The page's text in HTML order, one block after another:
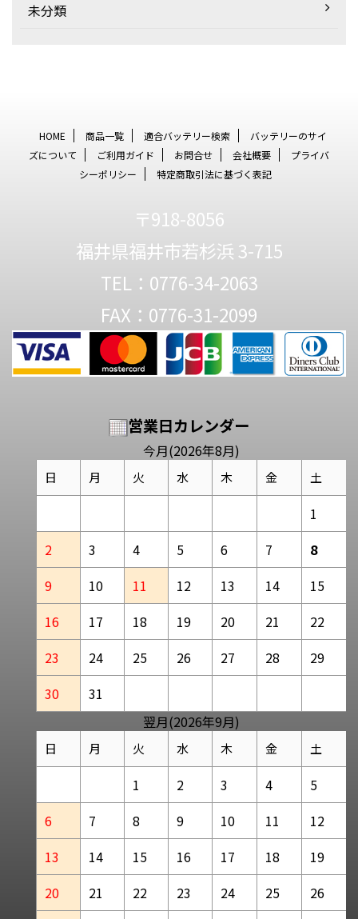
未分類
HOME 商品一覧 適合バッテリー検索
バッテリーのサイ
ズについて
ご利用ガイド お問合せ 会社概要
プライバ
シーポリシー
特定商取引法に基づく表記
〒918-8056
福井県福井市若杉浜 3-715
TEL：0776-34-2063
FAX：0776-31-2099
営業日カレンダー
今月(2026年8月)
日 月 火 水 木 金 土
1
2
3 4 5 6 7
8
9
10 11 12 13 14
15
16
17 18 19 20 21
22
23
24 25 26 27 28
29
30
31
翌月(2026年9月)
日 月 火 水 木 金 土
1 2 3 4
5
6
7 8 9 10 11
12
13
14 15 16 17 18
19
20
21 22 23 24 25
26